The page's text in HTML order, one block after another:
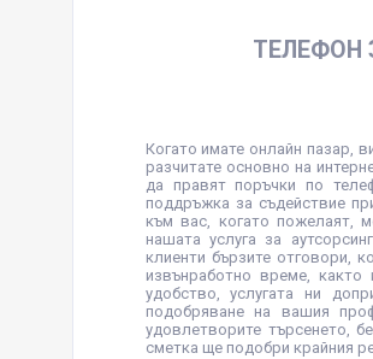
ТЕЛЕФОН
Когато имате онлайн пазар,
разчитате основно на
да правят поръчки по
поддръжка за съдействие
към вас, когато пожелаят,
нашата услуга за
клиенти бързите отговори,
извънработно време,
удобство, услугата ни
подобряване на вашия
удовлетворите търсенето,
сметка ще подобри крайния